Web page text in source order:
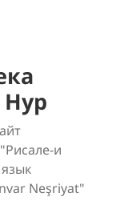
Нур
и
Neşriyat"